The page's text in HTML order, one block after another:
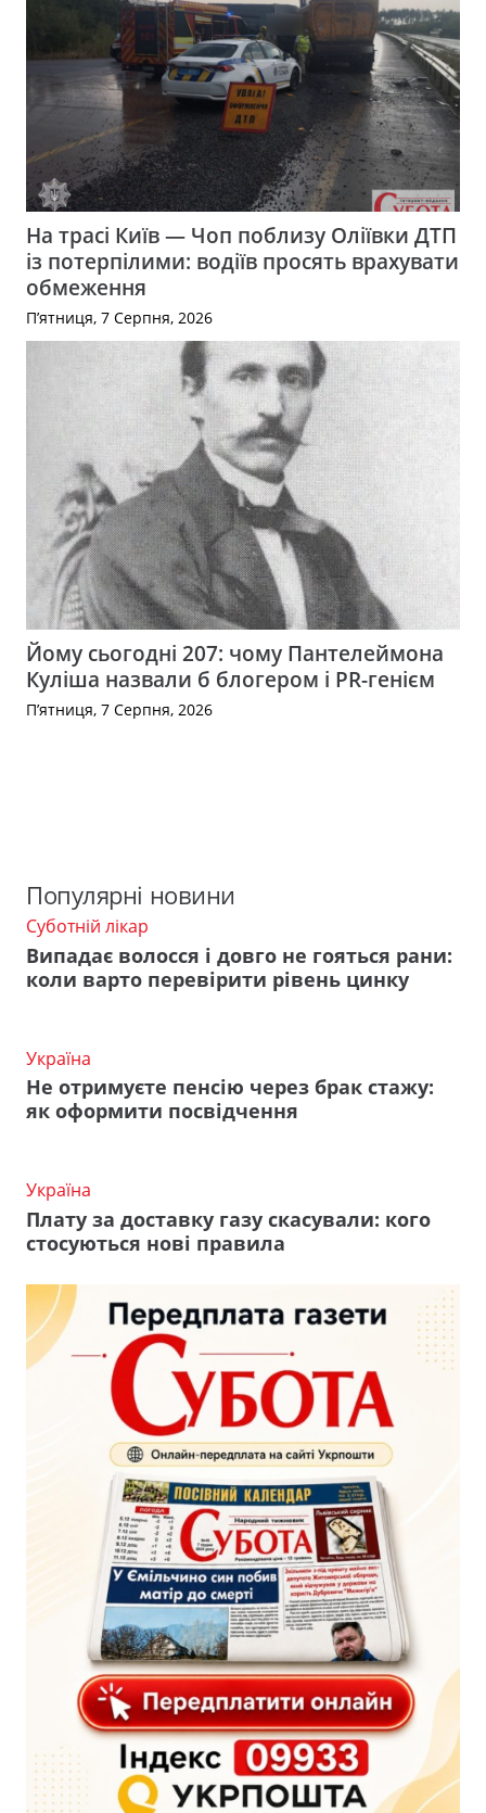
На трасі Київ — Чоп поблизу Оліївки ДТП
із потерпілими: водіїв просять врахувати
обмеження
П’ятниця, 7 Серпня, 2026
Йому сьогодні 207: чому Пантелеймона
Куліша назвали б блогером і PR-генієм
П’ятниця, 7 Серпня, 2026
Популярні новини
Суботній лікар
Випадає волосся і довго не гояться рани:
коли варто перевірити рівень цинку
Україна
Не отримуєте пенсію через брак стажу:
як оформити посвідчення
Україна
Плату за доставку газу скасували: кого
стосуються нові правила